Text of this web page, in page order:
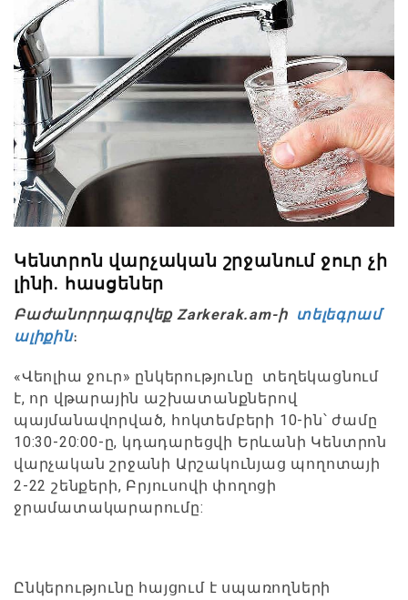
Կենտրոն վարչական շրջանում ջուր չի
լինի. հասցեներ
Բաժանորդագրվեք Zarkerak.am-ի տելեգրամ
ալիքին։
«Վեոլիա ջուր» ընկերությունը տեղեկացնում
է, որ վթարային աշխատանքներով
պայմանավորված, հոկտեմբերի 10-ին՝ ժամը
10:30-20:00-ը, կդադարեցվի Երևանի Կենտրոն
վարչական շրջանի Արշակունյաց պողոտայի
2-22 շենքերի, Բրյուսովի փողոցի
ջրամատակարարումը:
Ընկերությունը հայցում է սպառողների